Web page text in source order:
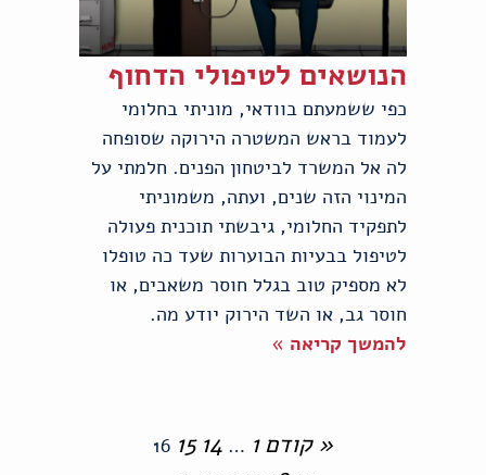
הנושאים לטיפולי הדחוף
כפי ששמעתם בוודאי, מוניתי בחלומי
לעמוד בראש המשטרה הירוקה שסופחה
לה אל המשרד לביטחון הפנים. חלמתי על
המינוי הזה שנים, ועתה, משמוניתי
לתפקיד החלומי, גיבשתי תוכנית פעולה
לטיפול בבעיות הבוערות שעד כה טופלו
לא מספיק טוב בגלל חוסר משאבים, או
חוסר גב, או השד הירוק יודע מה.
להמשך קריאה »
« קודם 1
…
14
15
16